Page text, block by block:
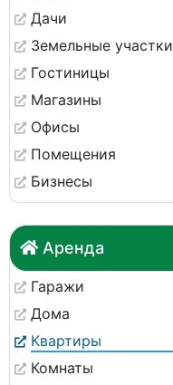
Дачи
Земельные участки
Гостиницы
Магазины
Офисы
Помещения
Бизнесы
Аренда
Гаражи
Дома
Квартиры
Комнаты